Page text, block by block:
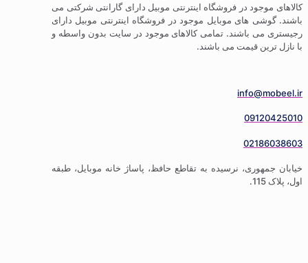
اینترنتی موبیل دارای گارانتی شرکتی می
موجود در فروشگاه اینترنتی موبیل دارای
تمامی کالاهای موجود در سایت بدون واسطه و
باشند.
به تقاطع حافظ، پاساژ خانه موبایل، طبقه